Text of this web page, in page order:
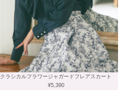
クラシカルフラワージャガードフレアスカート
¥5,390